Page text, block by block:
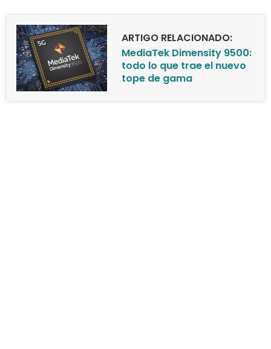
ARTIGO RELACIONADO:
MediaTek Dimensity 9500:
todo lo que trae el nuevo
tope de gama